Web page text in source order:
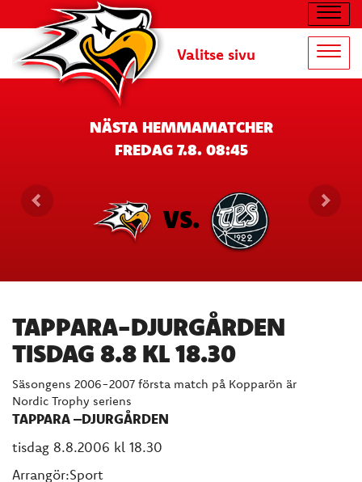
Valitse sivu
NÄSTA HEMMAMATCHER
FREDAG 7.8. 08:45
VS.
TAPPARA-DJURGÅRDEN
TISDAG 8.8 KL 18.30
Säsongens 2006-2007 första match på Kopparön är
Nordic Trophy seriens
TAPPARA –DJURGÅRDEN
tisdag 8.8.2006 kl 18.30
Arrangör:Sport